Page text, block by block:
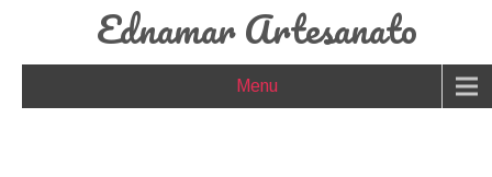
Ednamar Artesanato
Menu